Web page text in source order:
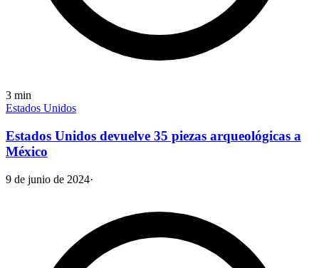
3 min
Estados Unidos
Estados Unidos devuelve 35 piezas arqueológicas a
México
9 de junio de 2024·